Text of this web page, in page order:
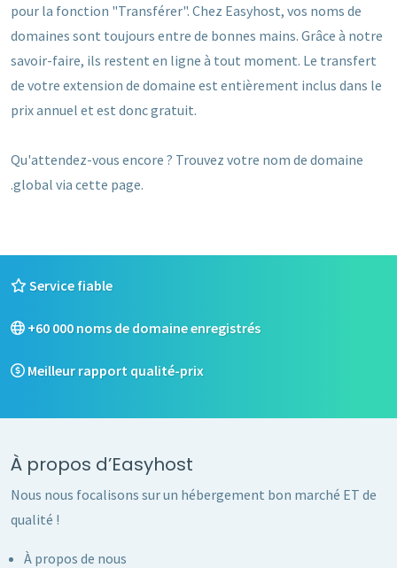
pour la fonction "Transférer". Chez Easyhost, vos noms de
domaines sont toujours entre de bonnes mains. Grâce à notre
savoir-faire, ils restent en ligne à tout moment. Le transfert
de votre extension de domaine est entièrement inclus dans le
prix annuel et est donc gratuit.
Qu'attendez-vous encore ? Trouvez votre nom de domaine
.global via cette page.
Service fiable
+60 000 noms de domaine enregistrés
Meilleur rapport qualité-prix
À propos d’Easyhost
Nous nous focalisons sur un hébergement bon marché ET de
qualité !
À propos de nous